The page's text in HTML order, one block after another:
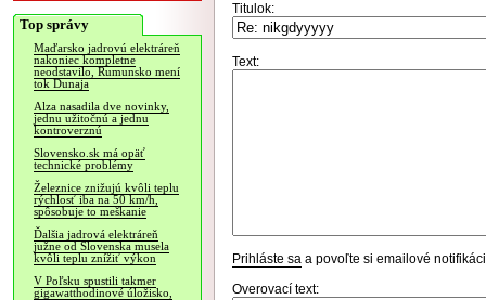
Top správy
Maďarsko jadrovú elektráreň
nakoniec kompletne
neodstavilo, Rumunsko mení
tok Dunaja
Alza nasadila dve novinky,
jednu užitočnú a jednu
kontroverznú
Slovensko.sk má opäť
technické problémy
Železnice znižujú kvôli teplu
rýchlosť iba na 50 km/h,
spôsobuje to meškanie
Ďalšia jadrová elektráreň
južne od Slovenska musela
kvôli teplu znížiť výkon
V Poľsku spustili takmer
gigawatthodinové úložisko,
Titulok:
Text:
Prihláste sa a povoľte si emailové
Overovací text: